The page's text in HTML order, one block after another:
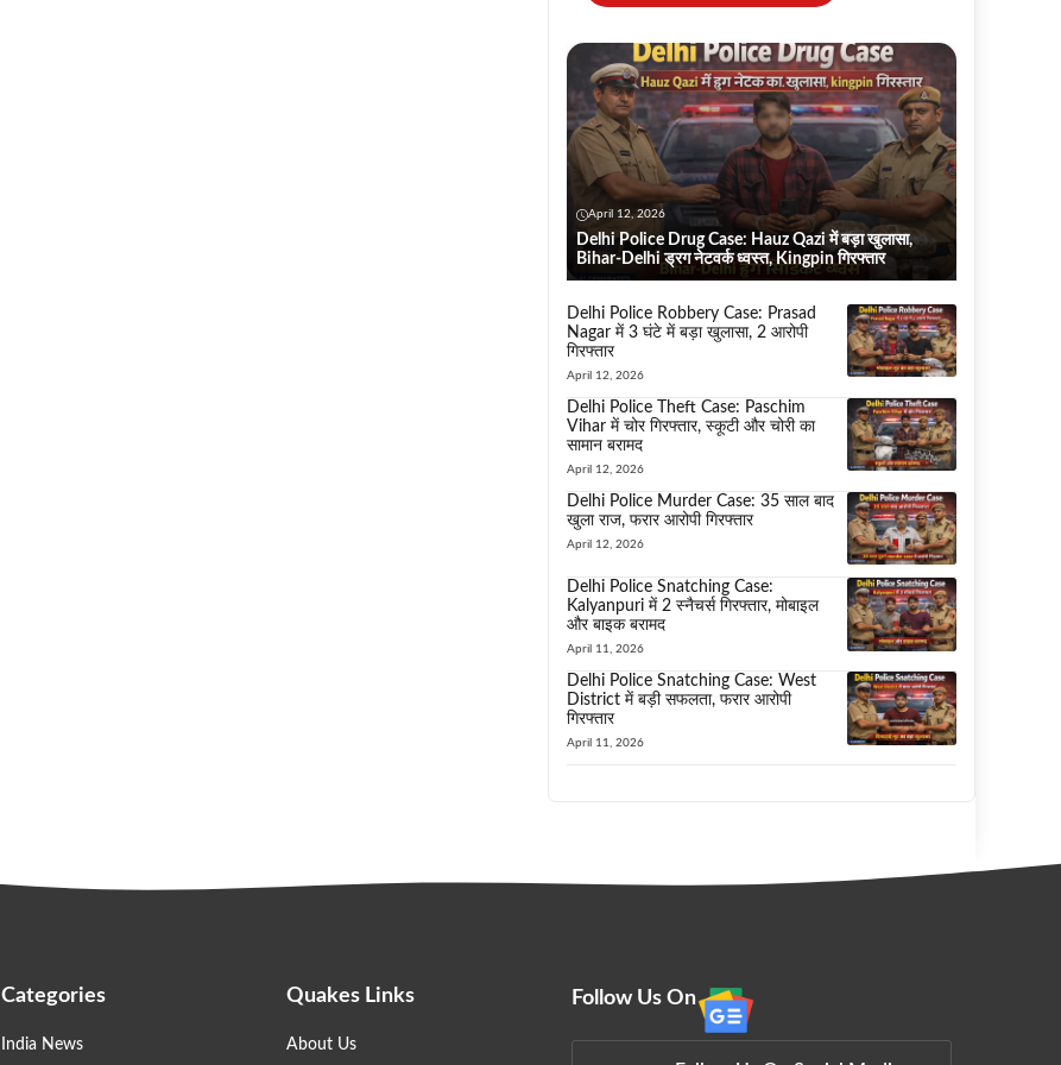
April 12, 2026
Delhi Police Drug Case: Hauz Qazi में बड़ा खुलासा,
Bihar-Delhi ड्रग नेटवर्क ध्वस्त, Kingpin गिरफ्तार
Delhi Police Robbery Case: Prasad
Nagar में 3 घंटे में बड़ा खुलासा, 2 आरोपी
गिरफ्तार
April 12, 2026
Delhi Police Theft Case: Paschim
Vihar में चोर गिरफ्तार, स्कूटी और चोरी का
सामान बरामद
April 12, 2026
Delhi Police Murder Case: 35 साल बाद
खुला राज, फरार आरोपी गिरफ्तार
April 12, 2026
Delhi Police Snatching Case:
Kalyanpuri में 2 स्नैचर्स गिरफ्तार, मोबाइल
और बाइक बरामद
April 11, 2026
Delhi Police Snatching Case: West
District में बड़ी सफलता, फरार आरोपी
गिरफ्तार
April 11, 2026
Categories
India News
Quakes Links
About Us
Follow Us On